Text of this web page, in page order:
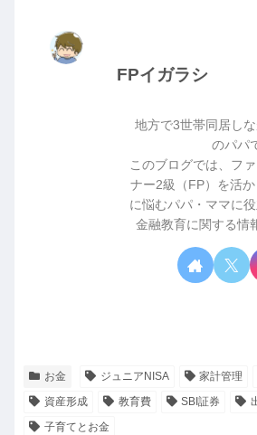
FPイガラシ
地方で3世帯同居し
のパパ
このブログでは、フ
ナー2級（FP）を活
に悩むパパ・ママに
金融教育に関する情
お金 ジュニアNISA 家計管理
資産形成
教育費 SBI証券
子育てとお金